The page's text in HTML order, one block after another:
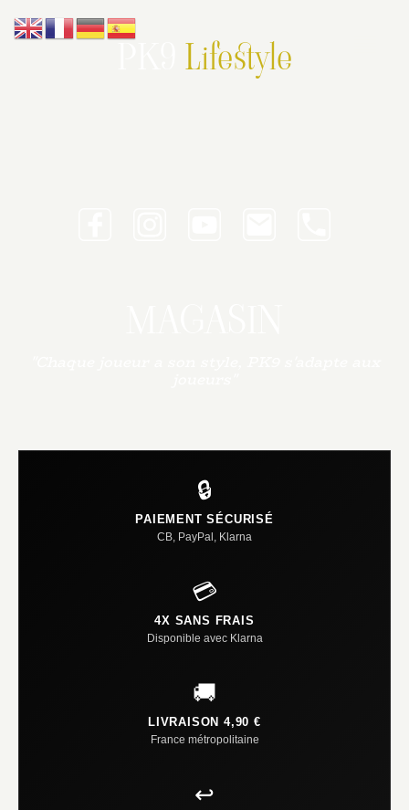
PK9 Lifestyle
🔒
PAIEMENT SÉCURISÉ
CB, PayPal, Klarna
💳
4X SANS FRAIS
Disponible avec Klarna
🚚
LIVRAISON 4,90 €
France métropolitaine
↩️